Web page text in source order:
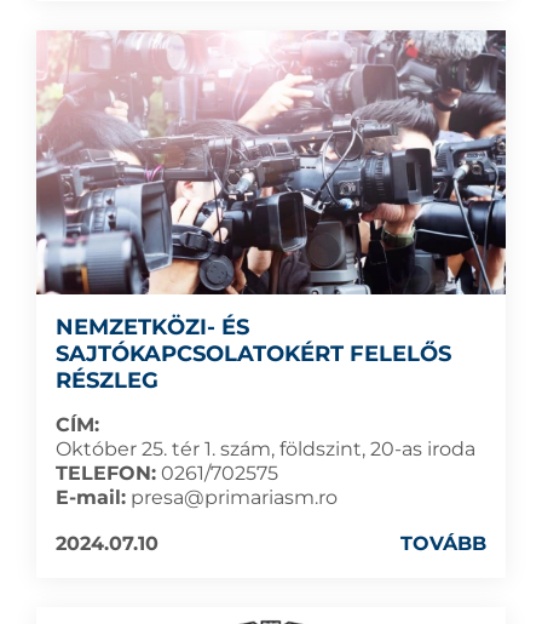
NEMZETKÖZI- ÉS
SAJTÓKAPCSOLATOKÉRT FELELŐS
RÉSZLEG
CÍM:
Október 25. tér 1. szám, földszint, 20-as iroda
TELEFON: 0261/702575
E-mail: presa@primariasm.ro
2024.07.10
TOVÁBB